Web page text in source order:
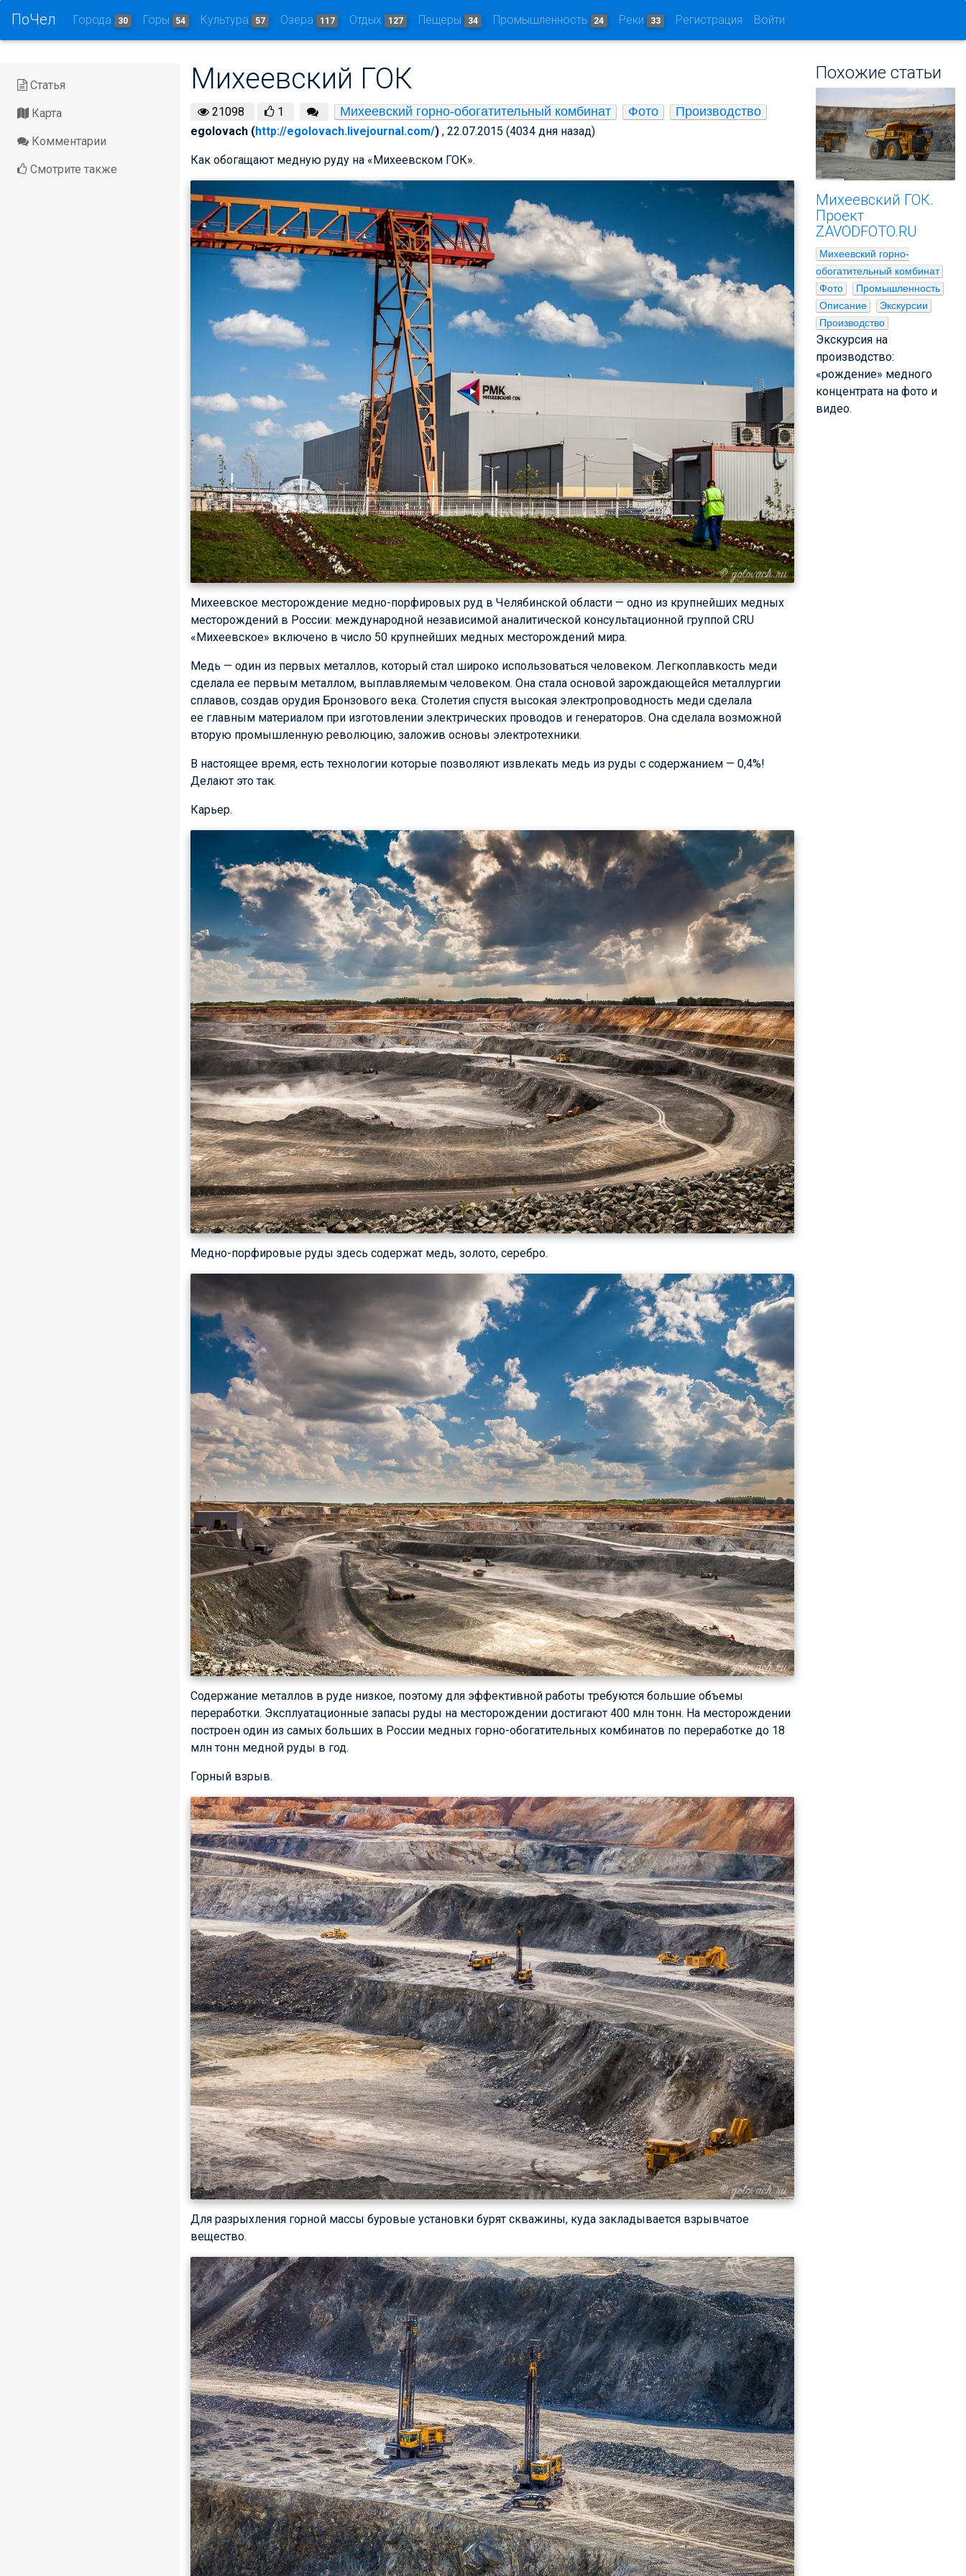
ПоЧел Города 30 Горы 54 Культура 57 Озера 117 Отдых 127 Пещеры 34 Промышленность 24 Реки 33 Регистрация Войти
Статья
Карта
Комментарии
Смотрите также
Михеевский ГОК
21098 1 Михеевский горно-обогатительный комбинат Фото Производство
egolovach (http://egolovach.livejournal.com/) , 22.07.2015 (4034 дня назад)
Как обогащают медную руду на «Михеевском ГОК».
Михеевское месторождение медно-порфировых руд в Челябинской области — одно из крупнейших медных
месторождений в России: международной независимой аналитической консультационной группой CRU
«Михеевское» включено в число 50 крупнейших медных месторождений мира.
Медь — один из первых металлов, который стал широко использоваться человеком. Легкоплавкость меди
сделала ее первым металлом, выплавляемым человеком. Она стала основой зарождающейся металлургии
сплавов, создав орудия Бронзового века. Столетия спустя высокая электропроводность меди сделала
ее главным материалом при изготовлении электрических проводов и генераторов. Она сделала возможной
вторую промышленную революцию, заложив основы электротехники.
В настоящее время, есть технологии которые позволяют извлекать медь из руды с содержанием — 0,4%!
Делают это так.
Карьер.
Медно-порфировые руды здесь содержат медь, золото, серебро.
Содержание металлов в руде низкое, поэтому для эффективной работы требуются большие объемы
переработки. Эксплуатационные запасы руды на месторождении достигают 400 млн тонн. На месторождении
построен один из самых больших в России медных горно-обогатительных комбинатов по переработке до 18
млн тонн медной руды в год.
Горный взрыв.
Для разрыхления горной массы буровые установки бурят скважины, куда закладывается взрывчатое
вещество.
Похожие статьи
Михеевский ГОК.
Проект
ZAVODFOTO.RU
Михеевский горно-
обогатительный комбинат
Фото
Промышленность
Описание
Экскурсии
Производство
Экскурсия на
производство:
«рождение» медного
концентрата на фото и
видео.